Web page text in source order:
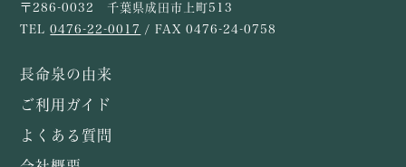
〒286-0032 千葉県成田市上町513
TEL0476-22-0017 / FAX 0476-24-0758
長命泉の由来
ご利用ガイド
よくある質問